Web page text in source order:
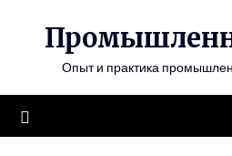
содержимому
Опыт и практика